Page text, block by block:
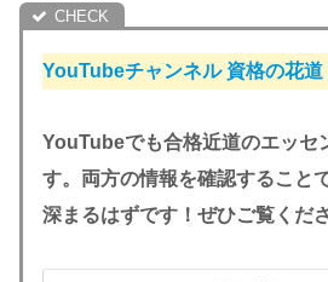
YouTubeチャンネル 資格の花道
YouTubeでも合格近道のエッセ
す。両方の情報を確認すること
深まるはずです！ぜひご覧くださ